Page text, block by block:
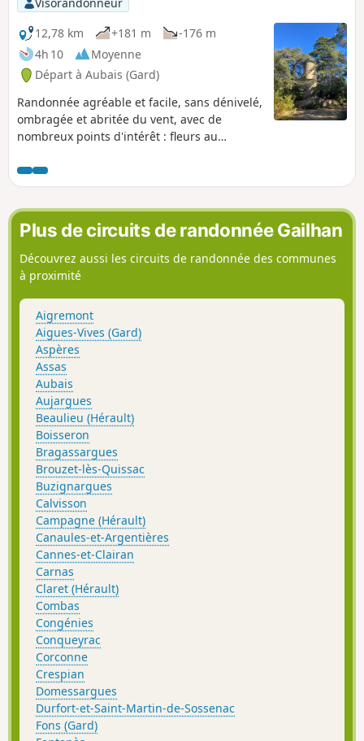
12,78 km
+181 m
-176 m
4h 10
Moyenne
Départ à Aubais (Gard)
Randonnée agréable et facile, sans dénivelé,
ombragée et abritée du vent, avec de
nombreux points d'intérêt : fleurs au
mais aussi ânes, chevaux, poules. On suit le
balisage Jaune, ce qui rend cette balade
possible même sans GPS, et, si vous avez la
carte, plusieurs raccourcis sont possibles, en
cas d'enfants fatigués. Plusieurs points se
prêtent bien au pique-nique.
Plus de circuits de randonnée Gailhan
Découvrez aussi les circuits de randonnée des communes
à proximité
Aigremont
Aigues-Vives (Gard)
Aspères
Assas
Aubais
Aujargues
Beaulieu (Hérault)
Boisseron
Bragassargues
Brouzet-lès-Quissac
Buzignargues
Calvisson
Campagne (Hérault)
Canaules-et-Argentières
Cannes-et-Clairan
Carnas
Claret (Hérault)
Combas
Congénies
Conqueyrac
Corconne
Crespian
Domessargues
Durfort-et-Saint-Martin-de-Sossenac
Fons (Gard)